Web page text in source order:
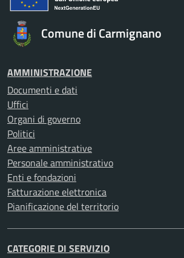
Comune di Carmignano
AMMINISTRAZIONE
Documenti e dati
Uffici
Organi di governo
Politici
Aree amministrative
Personale amministrativo
Enti e fondazioni
Fatturazione elettronica
Pianificazione del territorio
CATEGORIE DI SERVIZIO